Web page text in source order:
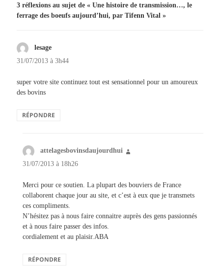
3 réflexions au sujet de « Une histoire de transmission…, le
ferrage des boeufs aujourd’hui, par Tifenn Vital »
lesagedit :
31/07/2013 à 3h44
super votre site continuez tout est sensationnel pour un amoureux
des bovins
RÉPONDRE
attelagesbovinsdaujourdhui
31/07/2013 à 18h26
Merci pour ce soutien. La plupart des bouviers de France
collaborent chaque jour au site, et c’est à eux que je transmets
ces compliments.
N’hésitez pas à nous faire connaitre auprès des gens passionnés
et à nous faire passer des infos.
cordialement et au plaisir.ABA
RÉPONDRE